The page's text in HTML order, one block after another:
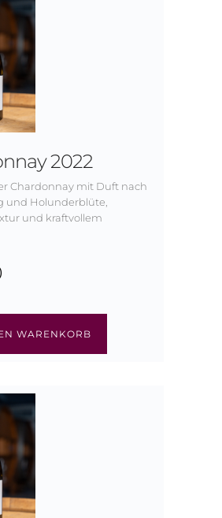
2022
Chardonnay mit Duft nach
und Holunderblüte,
und kraftvollem
WARENKORB